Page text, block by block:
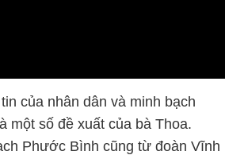
của nhân dân và minh bạch
một số đề xuất của bà Thoa.
Phước Bình cũng từ đoàn Vĩnh